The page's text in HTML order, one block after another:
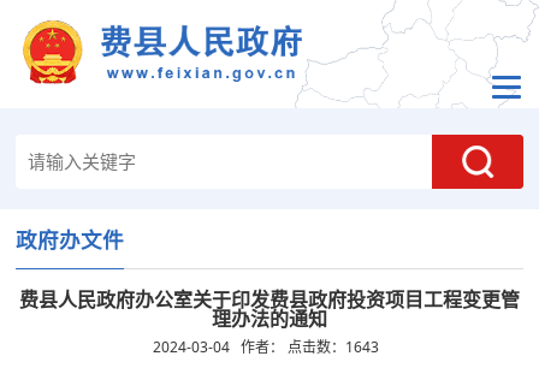
政府办文件
费县人民政府办公室关于印发费县政府投资项目工程变更管
理办法的通知
2024-03-04 作者： 点击数： 1643